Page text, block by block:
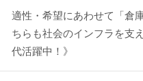
適性・希望にあわせて「倉
ちらも社会のインフラを支
代活躍中！》